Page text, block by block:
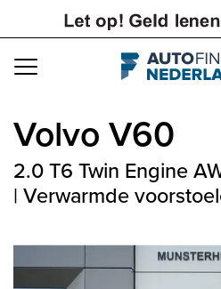
Navigation
VolvoV60
2.0 T6 Twin Engine
| Verwarmde